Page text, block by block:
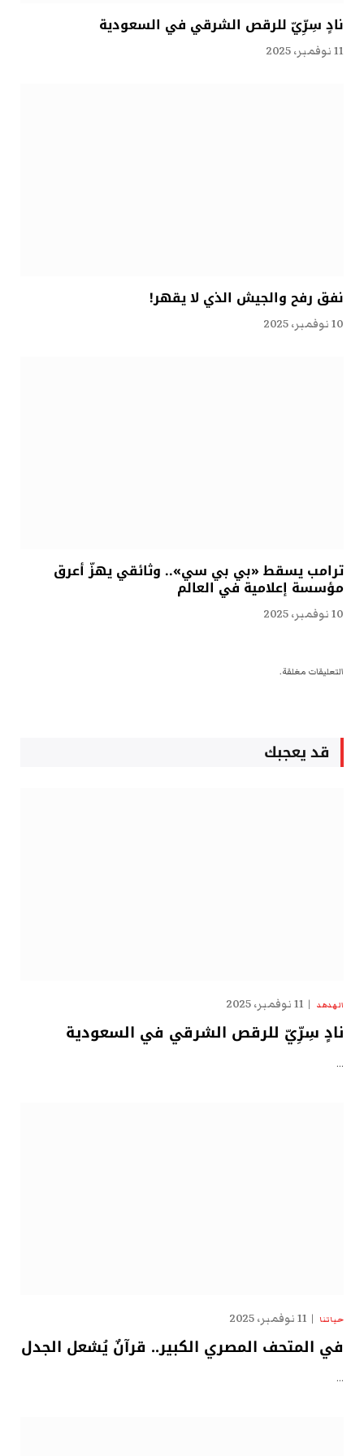
نادٍ سِرِّيّ للرقص الشرقي في السعودية
11 نوفمبر، 2025
نفق رفح والجيش الذي لا يقهر!
10 نوفمبر، 2025
ترامب يسقط «بي بي سي».. وثائقي يهزّ أعرق
مؤسسة إعلامية في العالم
10 نوفمبر، 2025
التعليقات مغلقة.
قد يعجبك
الهدهد 11 نوفمبر، 2025
نادٍ سِرِّيّ للرقص الشرقي في السعودية
…
حياتنا 11 نوفمبر، 2025
في المتحف المصري الكبير.. قرآنٌ يُشعل الجدل
…